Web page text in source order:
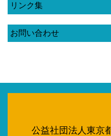
リンク集
お問い合わせ
公益社団法人東京